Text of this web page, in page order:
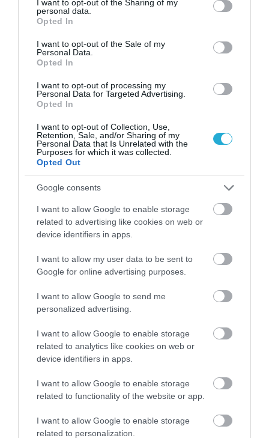
not limited to your visit or usage behaviour. You may click to
grant or deny consent to Google and its third-party tags to
use your data for below specified purposes in below Google
consent section.
I want to opt-out of the Sharing of my
personal data.
Opted In
I want to opt-out of the Sale of my
Personal Data.
Opted In
I want to opt-out of processing my
Personal Data for Targeted Advertising.
Opted In
I want to opt-out of Collection, Use,
Retention, Sale, and/or Sharing of my
Personal Data that Is Unrelated with the
Purposes for which it was collected.
Opted Out
Google consents
I want to allow Google to enable storage
related to advertising like cookies on web or
device identifiers in apps.
I want to allow my user data to be sent to
Google for online advertising purposes.
I want to allow Google to send me
personalized advertising.
I want to allow Google to enable storage
related to analytics like cookies on web or
device identifiers in apps.
I want to allow Google to enable storage
related to functionality of the website or app.
I want to allow Google to enable storage
related to personalization.
ΙΕΛΚΑ: Σε ποια προϊόντα αυξήθηκαν και πού
04.08.2026
Σκλαβενίτης: Άνοιξε νέο κατάστημα στη